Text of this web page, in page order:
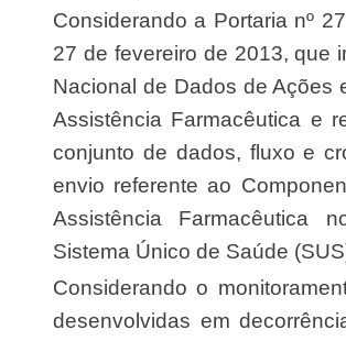
Considerando a Portaria nº 271/GM/MS, de
27 de fevereiro de 2013, que
Nacional de Dados de Ações
Assistência Farmacêutica e
conjunto de dados, fluxo e
envio referente ao
Assistência Farmacêutica
Sistema Único de Saúde
Considerando o monitoramento das ações
desenvolvidas em